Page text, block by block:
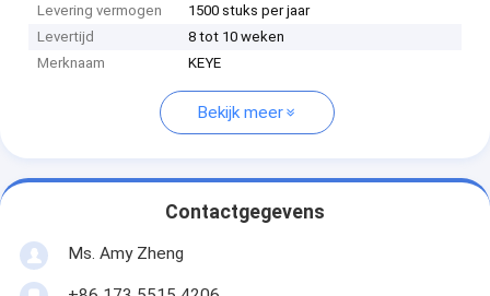
Levering vermogen
1500 stuks per jaar
Levertijd
8 tot 10 weken
Merknaam
KEYE
Bekijk meer
Contactgegevens
Ms. Amy Zheng